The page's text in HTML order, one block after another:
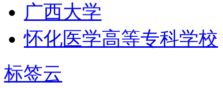
广西大学
怀化医学高等专科学校
标签云